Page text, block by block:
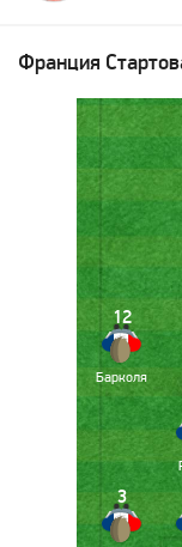
Франция
3
12
Барколя